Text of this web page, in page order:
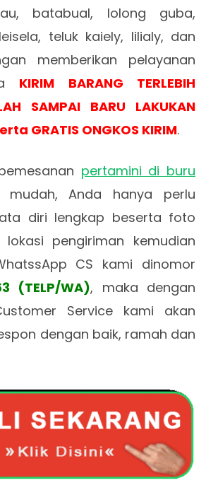
batabual, lolong guba,
teluk kaiely, lilialy, dan
memberikan pelayanan
KIRIM BARANG TERLEBIH
SAMPAI BARU LAKUKAN
GRATIS ONGKOS KIRIM.
pertamini di buru
mudah, Anda hanya perlu
diri lengkap beserta foto
pengiriman kemudian
CS kami dinomor
(TELP/WA), maka dengan
Service kami akan
dengan baik, ramah dan